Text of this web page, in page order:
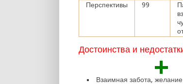
Перспективы
99
Достоинства и
+
Взаимная забота, желание